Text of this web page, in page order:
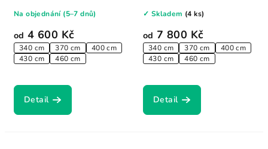
od 4 600 Kč
340 cm 370 cm
400 cm
430 cm
460 cm
Na objednání (5–7 dnů)
Detail
od 7 800 Kč
340 cm 370 cm
400 cm
430 cm
460 cm
✓ Skladem (4 ks)
Detail